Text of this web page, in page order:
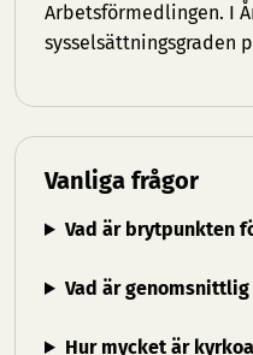
Arbetsförmedlingen. I
sysselsättningsgraden
Vanliga frågor
Vad är brytpunkten
Vad är
Hur mycket är